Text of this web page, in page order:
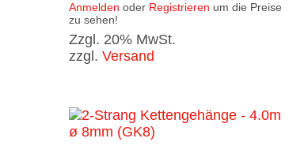
Anmelden oder Registrieren um die Preise
zu sehen!
Zzgl. 20% MwSt.
zzgl. Versand